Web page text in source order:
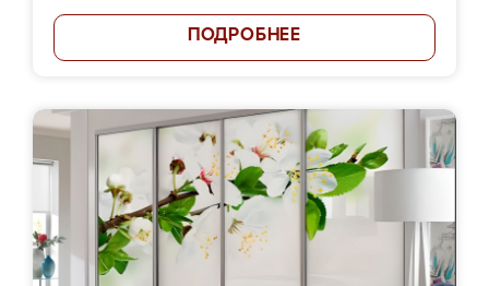
ПОДРОБНЕЕ